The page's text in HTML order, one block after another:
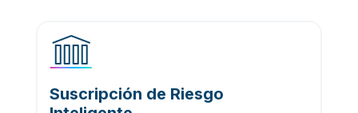
Suscripción de Riesgo